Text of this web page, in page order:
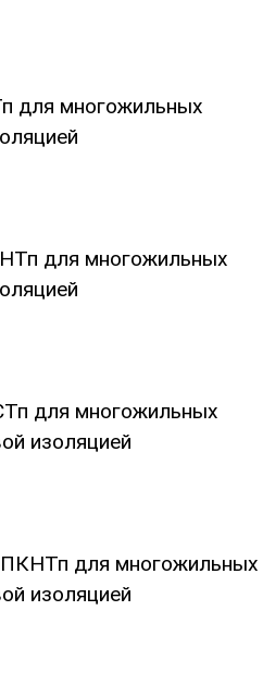
для
для многожильных
для
для многожильных
для
для многожильных
изоляцией
для
для многожильных
изоляцией